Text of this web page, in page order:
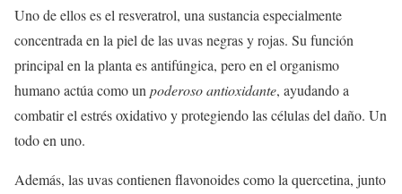
Uno de ellos es el resveratrol, una sustancia especialmente
concentrada en la piel de las uvas negras y rojas. Su función
principal en la planta es antifúngica, pero en el organismo
humano actúa como unpoderoso antioxidante, ayudando a
combatir el estrés oxidativo y protegiendo las células del daño. Un
todo en uno.
Además, las uvas contienen flavonoides como la quercetina, junto